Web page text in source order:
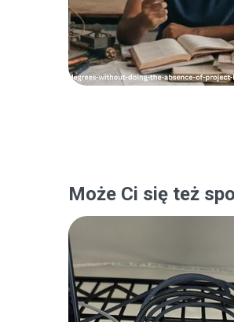
Może Ci się też